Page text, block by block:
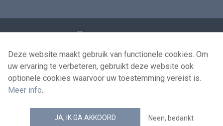
Persoonsgegevens
Voorwaarden voor het hergebruik
Contacteer ons
news.belgium RSS feed
Deze website maakt gebruik van functionele cookies. Om
uw ervaring te verbeteren, gebruikt deze website ook
optionele cookies waarvoor uw toestemming vereist is.
Meer info.
JA, IK GA AKKOORD Neen, bedankt